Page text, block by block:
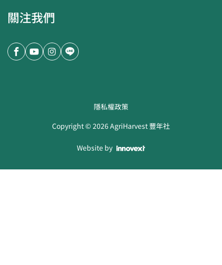
關注我們
隱私權政策
Copyright ©2026AgriHarvest 豐年社
Website by